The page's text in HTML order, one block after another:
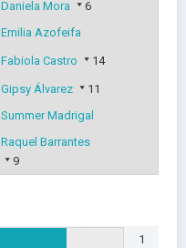
Daniela Mora
6
Emilia Azofeifa
Fabiola Castro 14
Gipsy Álvarez
11
Summer Madrigal
Raquel Barrantes
9
1